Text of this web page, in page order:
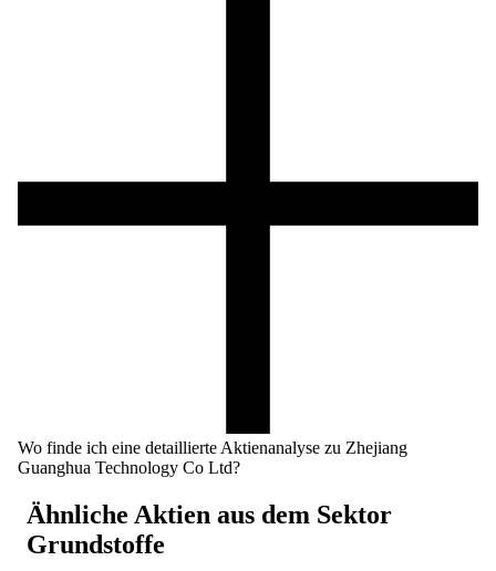
Wo finde ich eine detaillierte Aktienanalyse zu Zhejiang
Guanghua Technology Co Ltd?
Ähnliche Aktien aus dem Sektor
Grundstoffe